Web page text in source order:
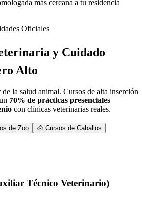
más cercana a tu residencia
Oficiales
y Cuidado
Alto
de la salud animal. Cursos de alta inserción
70% de prácticas presenciales
con clínicas veterinarias reales.
de Zoo
🐴 Cursos de Caballos
Técnico Veterinario)